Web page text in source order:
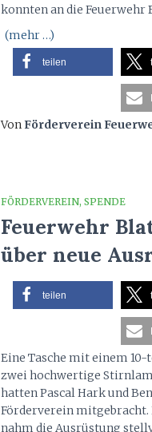
konnten an die
(mehr …)
teilen
VonFörderverein
FÖRDERVEREIN SPENDE
Feuerwehr
über neue
teilen
Eine Tasche mit einem
zwei hochwertige
hatten Pascal Hark und
Förderverein
nahm die Ausrüstung